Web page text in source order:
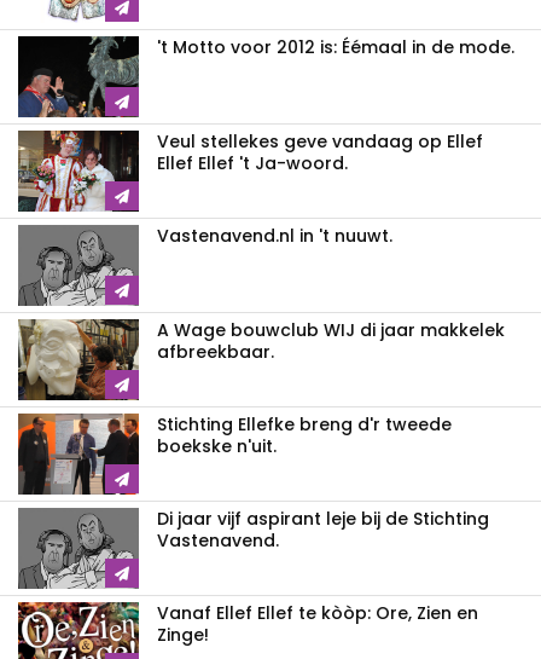
't Motto voor 2012 is: Éémaal in de mode.
Veul stellekes geve vandaag op Ellef
Ellef Ellef 't Ja-woord.
Vastenavend.nl in 't nuuwt.
A Wage bouwclub WIJ di jaar makkelek
afbreekbaar.
Stichting Ellefke breng d'r tweede
boekske n'uit.
Di jaar vijf aspirant leje bij de Stichting
Vastenavend.
Vanaf Ellef Ellef te kòòp: Ore, Zien en
Zinge!